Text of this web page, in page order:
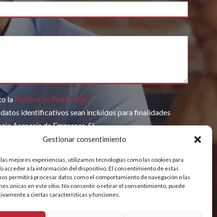
Gestionar consentimiento
mejores experiencias, utilizamos tecnologías como las cookies para
acceder a la información del dispositivo. El consentimiento de estas
permitirá procesar datos como el comportamiento de navegación o las
únicas en este sitio. No consentir o retirar el consentimiento, puede
a ciertas características y funciones.
vacío.
la Política de Privacidad
identificativos sean incluidos para finalidades
Asesoría de Empresas, SL
SOBRE PROTECCIÓN DE DATOS